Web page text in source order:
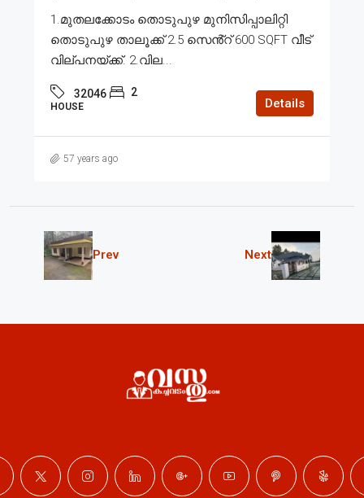
1.മുതലക്കോടം തൊടുപുഴ മുനിസിപ്പാലിറ്റി
തൊടുപുഴ താലൂക്ക് 2.5 സെൻ്റ് 600 SQFT വീട്
വില്പനയ്ക്ക്. 2.വില...
32046 2
HOUSE Details
57 years ago
Prev Next